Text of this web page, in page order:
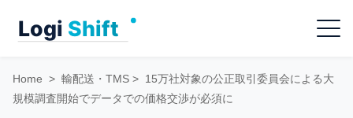
Menu
Home > 輸配送・TMS > 15万社対象の公正取引委員会による大
規模調査開始でデータでの価格交渉が必須に